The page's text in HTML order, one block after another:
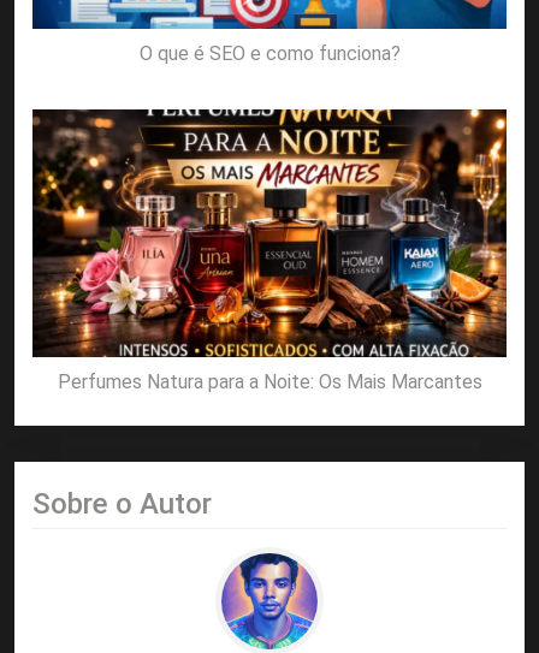
O que é SEO e como funciona?
Perfumes Natura para a Noite: Os Mais Marcantes
Sobre o Autor